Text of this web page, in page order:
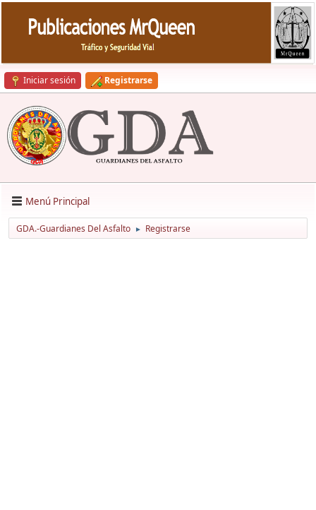
Iniciar sesión Registrarse
Menú Principal
GDA.-Guardianes Del Asfalto ► Registrarse